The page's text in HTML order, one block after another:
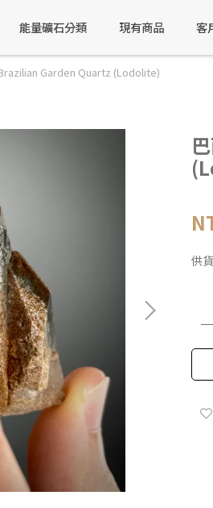
能量礦石分類 現有商品 客
Garden Quartz (Lodolite)
供